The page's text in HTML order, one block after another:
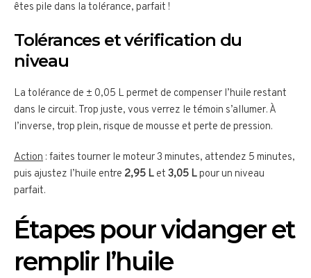
êtes pile dans la tolérance, parfait !
Tolérances et vérification du
niveau
La tolérance de ± 0,05 L permet de compenser l’huile restant
dans le circuit. Trop juste, vous verrez le témoin s’allumer. À
l’inverse, trop plein, risque de mousse et perte de pression.
Action : faites tourner le moteur 3 minutes, attendez 5 minutes,
puis ajustez l’huile entre 2,95 L et 3,05 Lpour un niveau
parfait.
Étapes pour vidanger et
remplir l’huile